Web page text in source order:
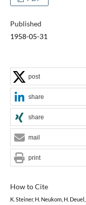
Published
1958-05-31
How to Cite
K. Steiner, H. Neukom, H. Deuel,
post
share
share
mail
print